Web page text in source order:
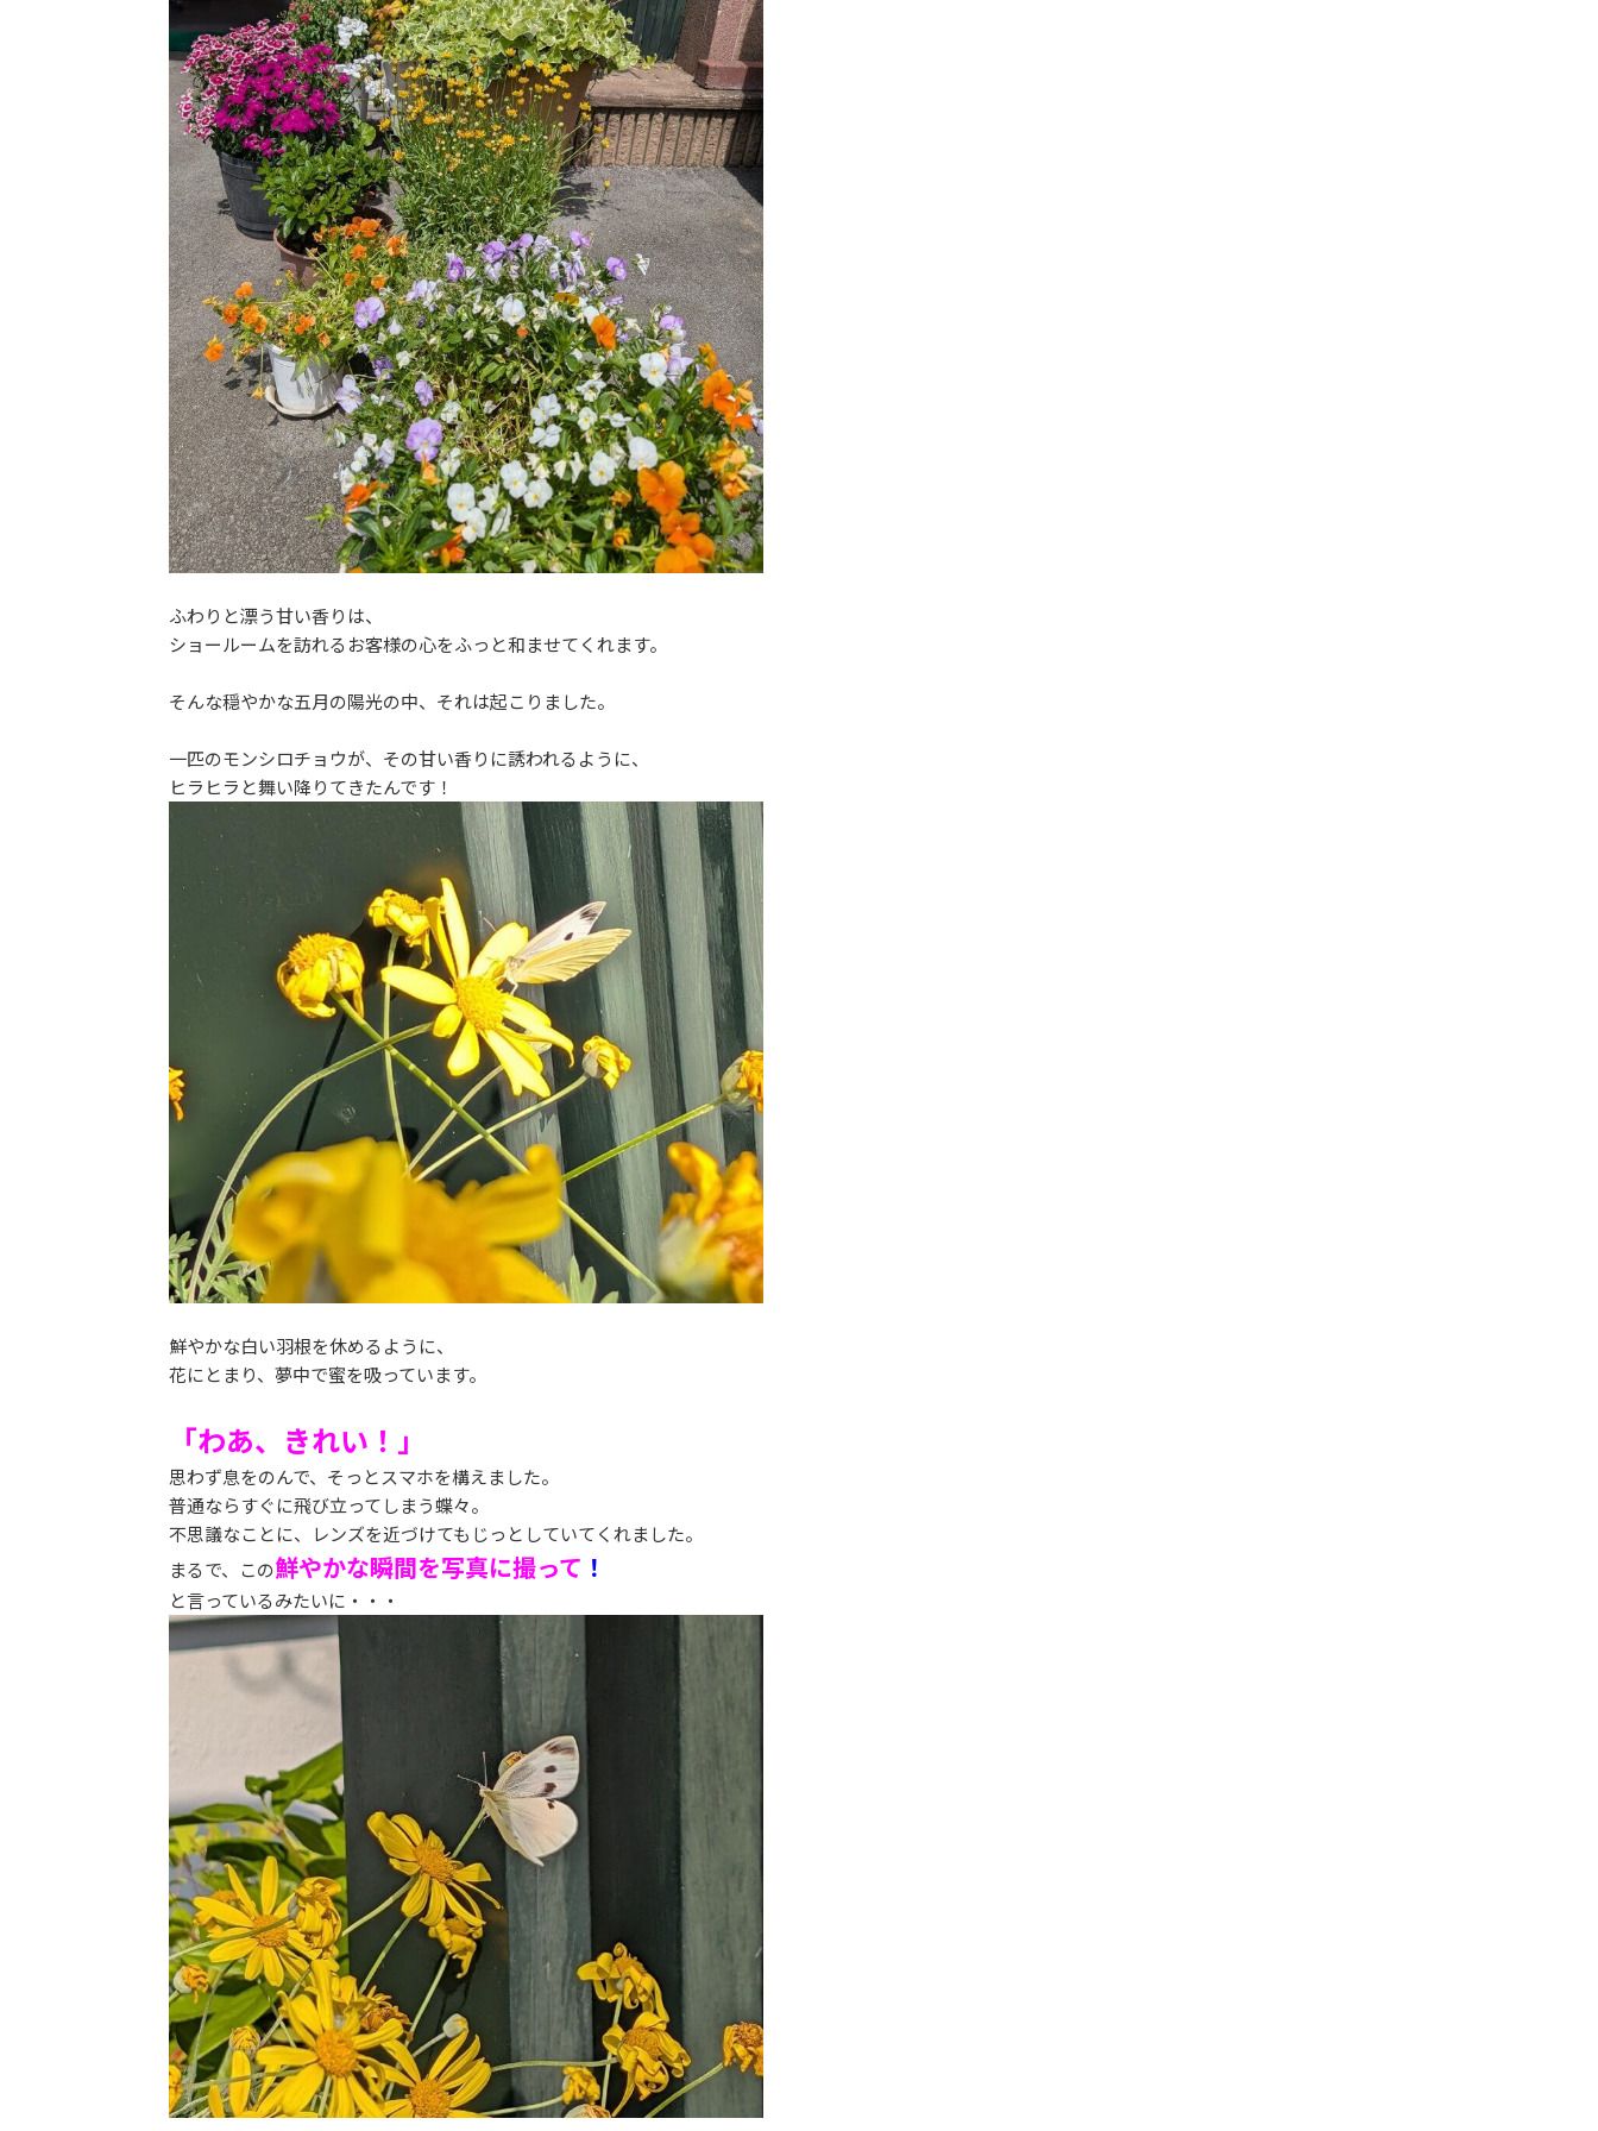
ふわりと漂う甘い香りは、
ショールームを訪れるお客様の心をふっと和ませてくれます。
そんな穏やかな五月の陽光の中、それは起こりました。
一匹のモンシロチョウが、その甘い香りに誘われるように、
ヒラヒラと舞い降りてきたんです！
鮮やかな白い羽根を休めるように、
花にとまり、夢中で蜜を吸っています。
「わあ、きれい！」
思わず息をのんで、そっとスマホを構えました。
普通ならすぐに飛び立ってしまう蝶々。
不思議なことに、レンズを近づけてもじっとしていてくれました。
まるで、この鮮やかな瞬間を写真に撮って ！
と言っているみたいに・・・